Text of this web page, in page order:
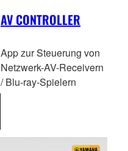
AV CONTROLLER
App zur Steuerung von
Netzwerk-AV-Receivern
/ Blu-ray-Spielern